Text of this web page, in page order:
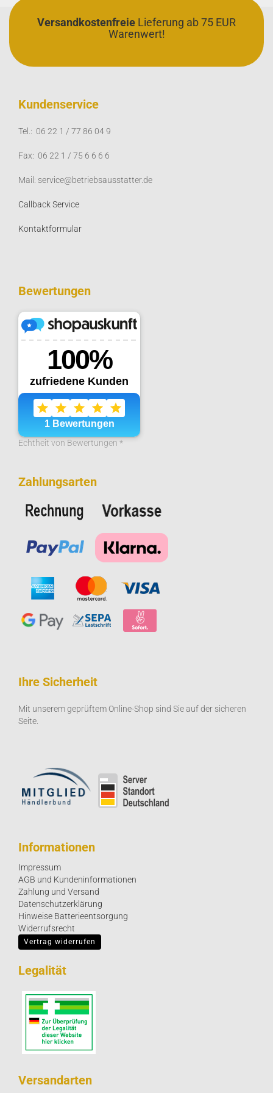
Versandkostenfreie Lieferung ab 75 EUR
Warenwert!
Kundenservice
Tel.: 06 22 1 / 77 86 04 9
Fax: 06 22 1 / 75 6 6 6 6
Mail: service@betriebsausstatter.de
Callback Service
Kontaktformular
Bewertungen
Echtheit von Bewertungen *
Zahlungsarten
Ihre Sicherheit
Mit unserem geprüftem Online-Shop sind Sie auf der sicheren
Seite.
Informationen
Impressum
AGB und Kundeninformationen
Zahlung und Versand
Datenschutzerklärung
Hinweise Batterieentsorgung
Widerrufsrecht
Vertrag widerrufen
Legalität
Versandarten